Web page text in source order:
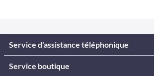
Service d'assistance téléphonique
Service boutique